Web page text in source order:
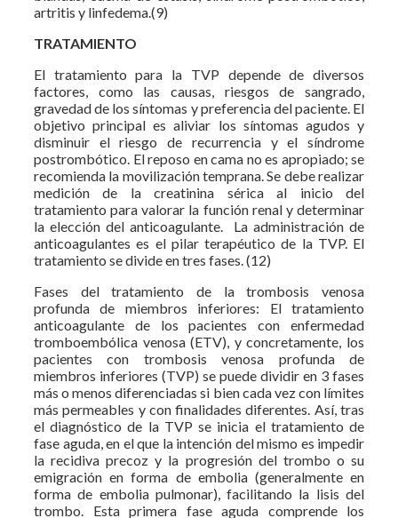
artritis y linfedema.(9)
TRATAMIENTO
El tratamiento para la TVP depende de diversos
factores, como las causas, riesgos de sangrado,
gravedad de los síntomas y preferencia del paciente. El
objetivo principal es aliviar los síntomas agudos y
disminuir el riesgo de recurrencia y el síndrome
postrombótico. El reposo en cama no es apropiado; se
recomienda la movilización temprana. Se debe realizar
medición de la creatinina sérica al inicio del
tratamiento para valorar la función renal y determinar
la elección del anticoagulante. La administración de
anticoagulantes es el pilar terapéutico de la TVP. El
tratamiento se divide en tres fases. (12)
Fases del tratamiento de la trombosis venosa
profunda de miembros inferiores: El tratamiento
anticoagulante de los pacientes con enfermedad
tromboembólica venosa (ETV), y concretamente, los
pacientes con trombosis venosa profunda de
miembros inferiores (TVP) se puede dividir en 3 fases
más o menos diferenciadas si bien cada vez con límites
más permeables y con finalidades diferentes. Así, tras
el diagnóstico de la TVP se inicia el tratamiento de
fase aguda, en el que la intención del mismo es impedir
la recidiva precoz y la progresión del trombo o su
emigración en forma de embolia (generalmente en
forma de embolia pulmonar), facilitando la lisis del
trombo. Esta primera fase aguda comprende los